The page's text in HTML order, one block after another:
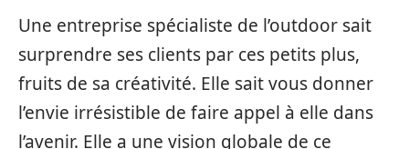
Une entreprise spécialiste de l’outdoor sait
surprendre ses clients par ces petits plus,
fruits de sa créativité. Elle sait vous donner
l’envie irrésistible de faire appel à elle dans
l’avenir. Elle a une vision globale de ce